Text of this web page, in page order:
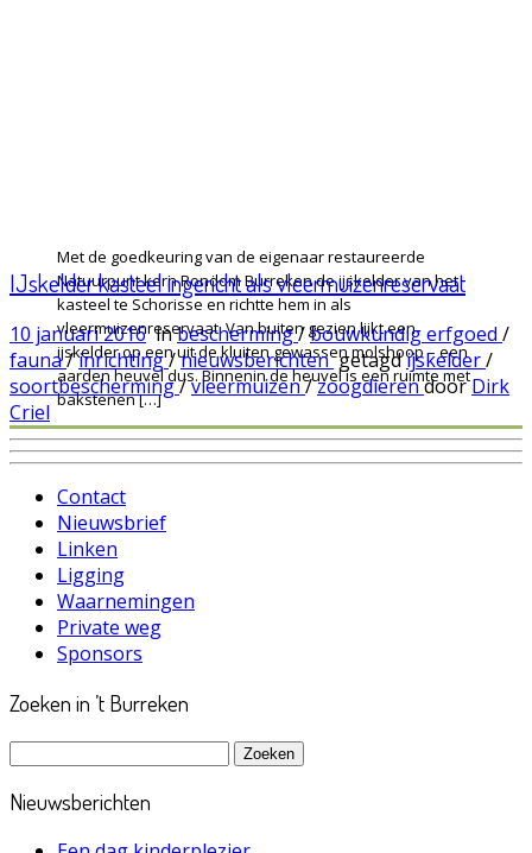
Met de goedkeuring van de eigenaar restaureerde
Natuurpunt kern Rondom Burreken de ijskelder van het
kasteel te Schorisse en richtte hem in als
vleermuizenreservaat. Van buiten gezien lijkt een
ijskelder op een uit de kluiten gewassen molshoop – een
aarden heuvel dus. Binnenin de heuvel is een ruimte met
bakstenen […]
IJskelder kasteel ingericht als vleermuizenreservaat
10 januari 2016inbescherming/bouwkundig erfgoed /
fauna/inrichting/nieuwsberichtengetagdijskelder/
soortbescherming/vleermuizen/zoogdierendoorDirk
Criel
Contact
Nieuwsbrief
Linken
Ligging
Waarnemingen
Private weg
Sponsors
Zoeken in ’t Burreken
Zoeken
Nieuwsberichten